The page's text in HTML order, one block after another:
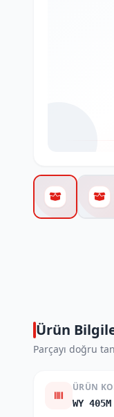
Ürün
Parçayı doğru
ÜRÜN
WY 405M